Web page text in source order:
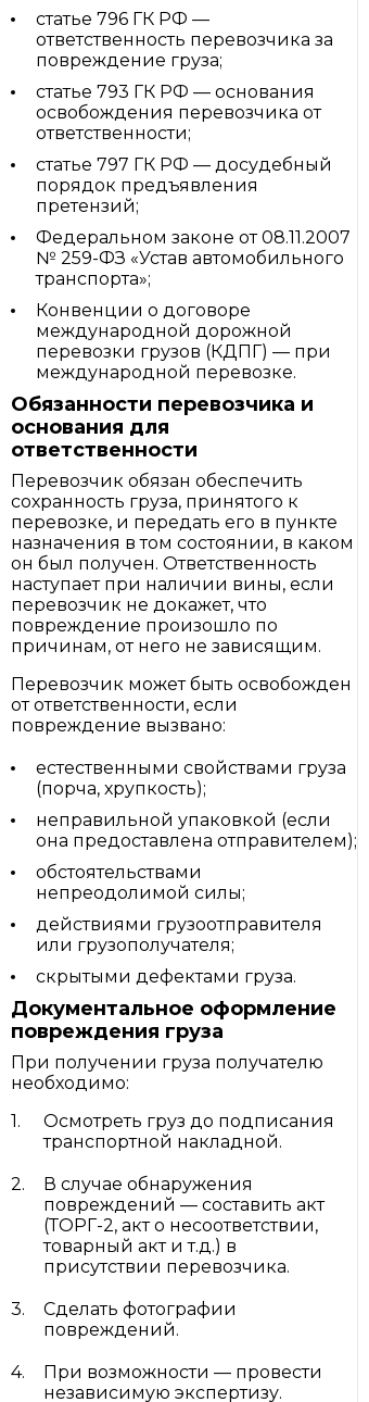
статье 796 ГК РФ —
ответственность перевозчика за
повреждение груза;
статье 793 ГК РФ — основания
освобождения перевозчика от
ответственности;
статье 797 ГК РФ — досудебный
порядок предъявления
претензий;
Федеральном законе от 08.11.2007
№ 259-ФЗ «Устав автомобильного
транспорта»;
Конвенции о договоре
международной дорожной
перевозки грузов (КДПГ) — при
международной перевозке.
Обязанности перевозчика и
основания для
ответственности
Перевозчик обязан обеспечить
сохранность груза, принятого к
перевозке, и передать его в пункте
назначения в том состоянии, в каком
он был получен. Ответственность
наступает при наличии вины, если
перевозчик не докажет, что
повреждение произошло по
причинам, от него не зависящим.
Перевозчик может быть освобожден
от ответственности, если
повреждение вызвано:
естественными свойствами груза
(порча, хрупкость);
неправильной упаковкой (если
она предоставлена отправителем);
обстоятельствами
непреодолимой силы;
действиями грузоотправителя
или грузополучателя;
скрытыми дефектами груза.
Документальное оформление
повреждения груза
При получении груза получателю
необходимо:
Осмотреть груз до подписания
транспортной накладной.
В случае обнаружения
повреждений — составить акт
(ТОРГ-2, акт о несоответствии,
товарный акт и т.д.) в
присутствии перевозчика.
Сделать фотографии
повреждений.
При возможности — провести
независимую экспертизу.